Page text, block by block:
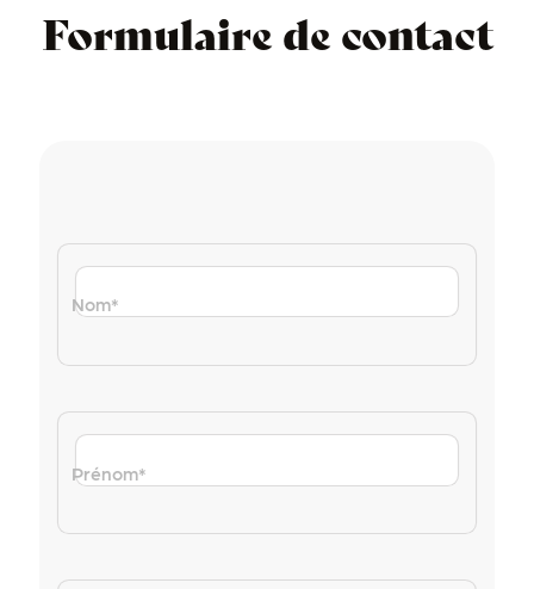
Formulaire de contact
Nom*
Prénom*